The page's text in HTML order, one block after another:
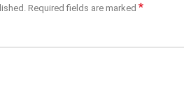
Required fields are marked *